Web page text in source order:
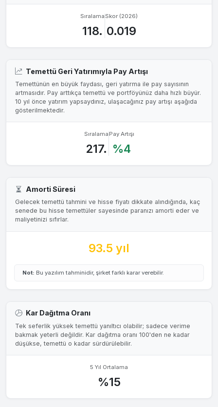
Sıralama
118.
Skor (2026)
0.019
Temettü Geri Yatırımıyla Pay Artışı
Temettünün en büyük faydası, geri yatırma ile pay sayısının
artmasıdır. Pay arttıkça temettü ve portföyünüz daha hızlı büyür.
10 yıl önce yatırım yapsaydınız, ulaşacağınız pay artışı aşağıda
gösterilmektedir.
Sıralama
217.
Pay Artışı
%4
Amorti Süresi
Gelecek temettü tahmini ve hisse fiyatı dikkate alındığında, kaç
senede bu hisse temettüler sayesinde paranızı amorti eder ve
maliyetinizi sıfırlar.
93.5 yıl
Not: Bu yazılım tahminidir, şirket farklı karar verebilir.
Kar Dağıtma Oranı
Tek seferlik yüksek temettü yanıltıcı olabilir; sadece verime
bakmak yeterli değildir. Kar dağıtma oranı 100'den ne kadar
düşükse, temettü o kadar sürdürülebilir.
5 Yıl Ortalama
%15